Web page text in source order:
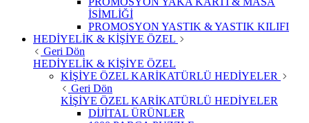
İSİMLİĞİ
PROMOSYON YASTIK & YASTIK KILIFI
HEDİYELİK & KİŞİYE ÖZEL
Geri Dön
HEDİYELİK & KİŞİYE ÖZEL
KİŞİYE ÖZEL KARİKATÜRLÜ HEDİYELER
Geri Dön
KİŞİYE ÖZEL KARİKATÜRLÜ HEDİYELER
DİJİTAL ÜRÜNLER